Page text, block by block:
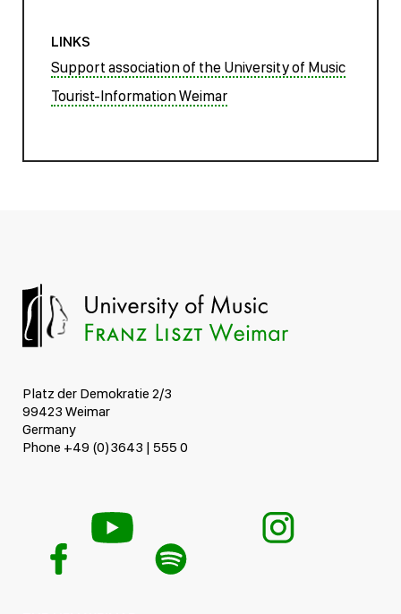
LINKS
Support association of the University of Music
Tourist-Information Weimar
Platz der Demokratie 2/3
99423 Weimar
Germany
Phone +49 (0)3643 | 555 0